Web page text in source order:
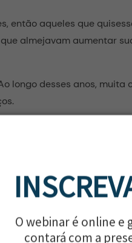
O webinar é online e
contará com a
então aqueles que
almejavam aumentar
longo desses anos, muita
para a resposta à
de março de 2015.
novas oportunidades de
produtores teriam para
liberdade de produção
tomadas pelo